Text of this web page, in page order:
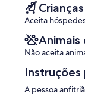
Crianças
Aceita
Animais
Não aceita
A pessoa